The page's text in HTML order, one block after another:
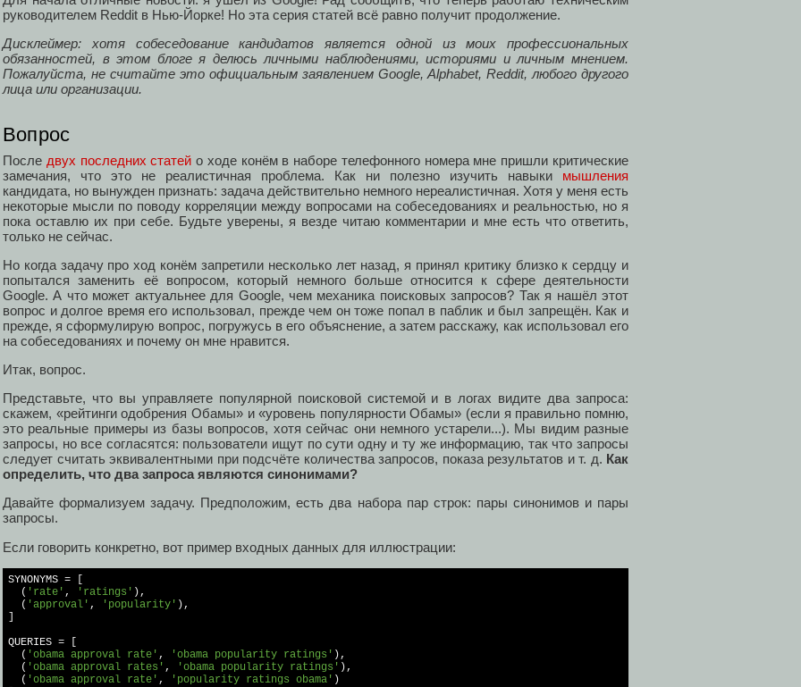
руководителем Reddit в Нью-Йорке! Но эта серия статей всё равно получит продолжение.
Дисклеймер: хотя собеседование кандидатов является одной из моих профессиональных
обязанностей, в этом блоге я делюсь личными наблюдениями, историями и личным мнением.
Пожалуйста, не считайте это официальным заявлением Google, Alphabet, Reddit, любого другого
лица или организации.
Вопрос
После двух последних статей о ходе конём в наборе телефонного номера мне пришли критические
замечания, что это не реалистичная проблема. Как ни полезно изучить навыки мышления
кандидата, но вынужден признать: задача действительно немного нереалистичная. Хотя у меня есть
некоторые мысли по поводу корреляции между вопросами на собеседованиях и реальностью, но я
пока оставлю их при себе. Будьте уверены, я везде читаю комментарии и мне есть что ответить,
только не сейчас.
Но когда задачу про ход конём запретили несколько лет назад, я принял критику близко к сердцу и
попытался заменить её вопросом, который немного больше относится к сфере деятельности
Google. А что может актуальнее для Google, чем механика поисковых запросов? Так я нашёл этот
вопрос и долгое время его использовал, прежде чем он тоже попал в паблик и был запрещён. Как и
прежде, я сформулирую вопрос, погружусь в его объяснение, а затем расскажу, как использовал его
на собеседованиях и почему он мне нравится.
Итак, вопрос.
Представьте, что вы управляете популярной поисковой системой и в логах видите два запроса:
скажем, «рейтинги одобрения Обамы» и «уровень популярности Обамы» (если я правильно помню,
это реальные примеры из базы вопросов, хотя сейчас они немного устарели...). Мы видим разные
запросы, но все согласятся: пользователи ищут по сути одну и ту же информацию, так что запросы
следует считать эквивалентными при подсчёте количества запросов, показа результатов и т. д. Как
определить, что два запроса являются синонимами?
Давайте формализуем задачу. Предположим, есть два набора пар строк: пары синонимов и пары
запросы.
Если говорить конкретно, вот пример входных данных для иллюстрации:
SYNONYMS = [
  (
'rate' , 'ratings' ),
  (
'approval' , 'popularity' ),
QUERIES = [
  (
'obama approval rate' , 'obama popularity ratings' ),
  (
'obama approval rates' , 'obama popularity ratings' ),
  (
'obama approval rate' , 'popularity ratings obama' )